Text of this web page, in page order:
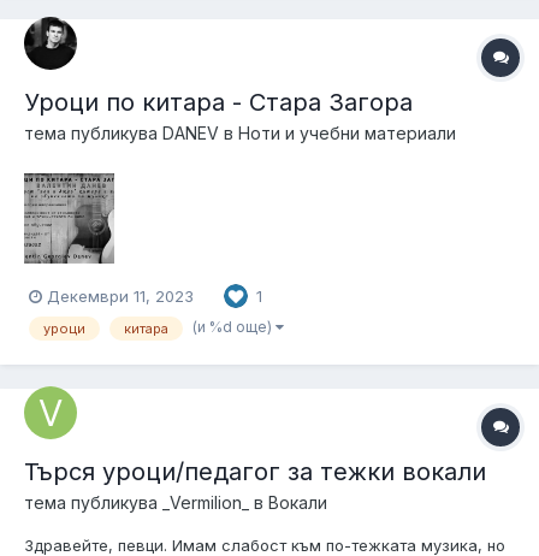
Уроци по китара - Стара Загора
тема публикува DANEV в Ноти и учебни материали
Декември 11, 2023 1
уроци китара (и %d още)
Търся уроци/педагог за тежки вокали
тема публикува _Vermilion_ в Вокали
Здравейте, певци. Имам слабост към по-тежката музика, но